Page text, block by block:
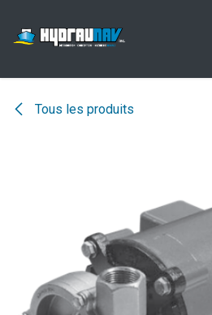
Tous les produits